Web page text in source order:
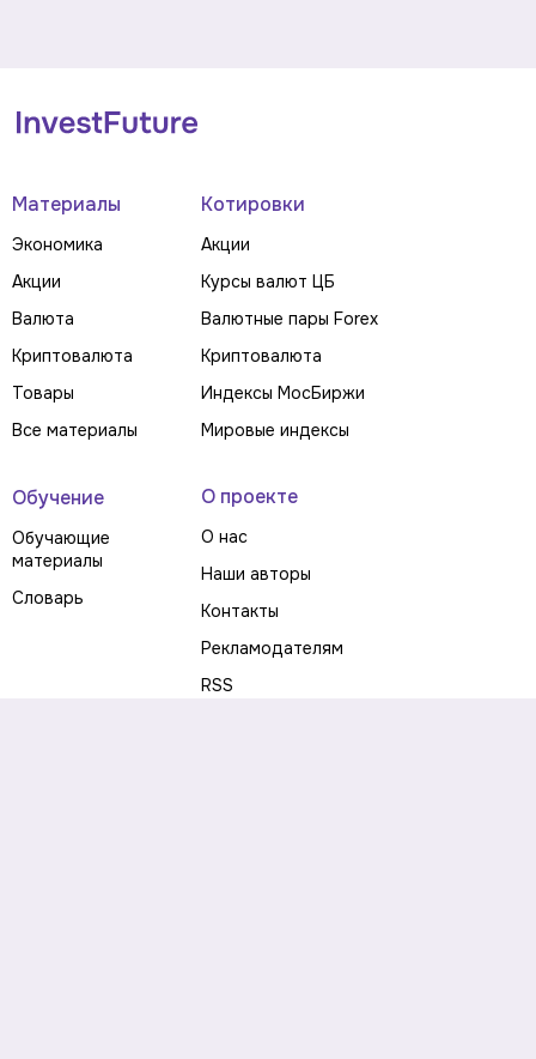
Материалы
Экономика
Акции
Валюта
Криптовалюта
Товары
Все материалы
Котировки
Акции
Курсы валют ЦБ
Валютные пары Forex
Криптовалюта
Индексы МосБиржи
Мировые индексы
Обучение
Обучающие
материалы
Словарь
О проекте
О нас
Наши авторы
Контакты
Рекламодателям
RSS